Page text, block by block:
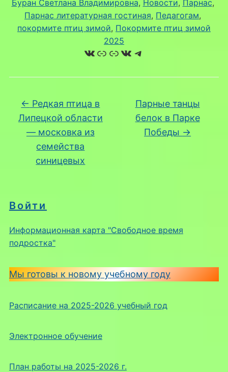
Войти
Информационная карта "Свободное время
подростка"
Мы готовы к новому учебному году
Расписание на 2025-2026 учебный год
Электронное обучение
План работы на 2025-2026 г.
Буран Светлана Владимировна, Новости, Парнас
Парнас литературная гостиная, Педагогам
покормите птиц зимой, Покормите птиц зимой
2025
ВКонтакте
Ссылка
Ссылка
ВКонтакте
Telegram
← Редкая птица в
Липецкой области
— московка из
семейства
синицевых
Парные танцы
белок в Парке
Победы →